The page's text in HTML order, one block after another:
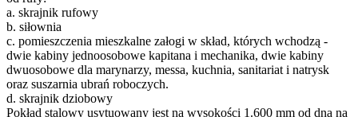
a. skrajnik rufowy
b. siłownia
c. pomieszczenia mieszkalne załogi w skład, których wchodzą -
dwie kabiny jednoosobowe kapitana i mechanika, dwie kabiny
dwuosobowe dla marynarzy, messa, kuchnia, sanitariat i natrysk
oraz suszarnia ubrań roboczych.
d. skrajnik dziobowy
Pokład stalowy usytuowany jest na wysokości 1.600 mm od dna na